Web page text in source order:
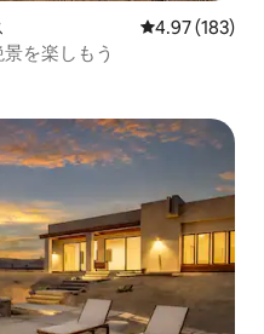
レビュー183
4.97 (183)
を楽しもう